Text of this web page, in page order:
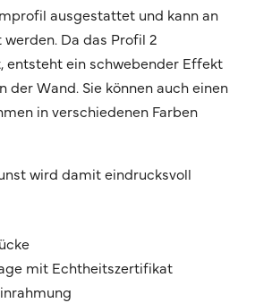
ausgestattet und kann an
Da das Profil 2
entsteht ein schwebender Effekt
der Wand. Sie können auch einen
in verschiedenen Farben
wird damit eindrucksvoll
mit Echtheitszertifikat